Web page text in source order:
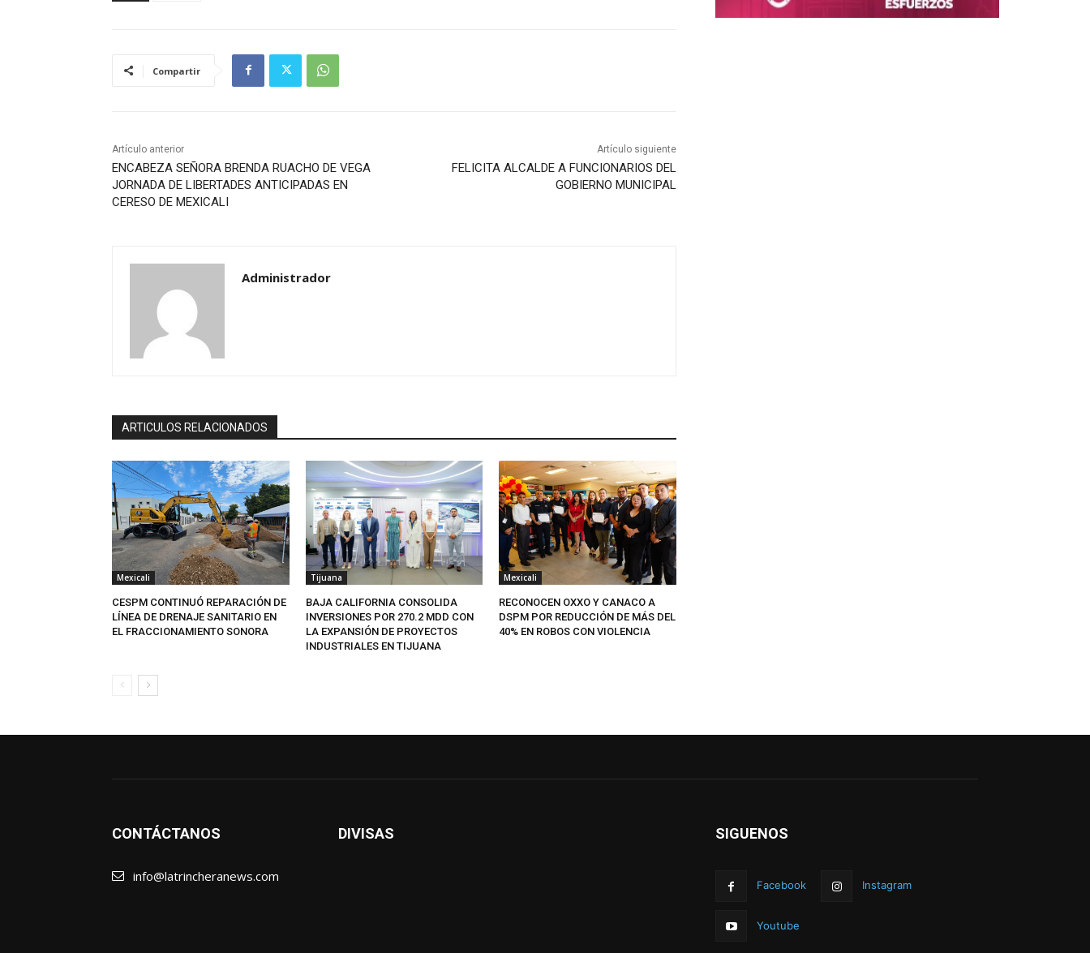
Compartir
Artículo anterior
ENCABEZA SEÑORA BRENDA RUACHO DE VEGA
JORNADA DE LIBERTADES ANTICIPADAS EN
CERESO DE MEXICALI
Artículo siguiente
FELICITA ALCALDE A FUNCIONARIOS DEL
GOBIERNO MUNICIPAL
Administrador
ARTICULOS RELACIONADOS
Mexicali
CESPM CONTINUÓ REPARACIÓN DE
LÍNEA DE DRENAJE SANITARIO EN
EL FRACCIONAMIENTO SONORA
Tijuana
BAJA CALIFORNIA CONSOLIDA
INVERSIONES POR 270.2 MDD CON
LA EXPANSIÓN DE PROYECTOS
INDUSTRIALES EN TIJUANA
Mexicali
RECONOCEN OXXO Y CANACO A
DSPM POR REDUCCIÓN DE MÁS DEL
40% EN ROBOS CON VIOLENCIA
CONTÁCTANOS
info@latrincheranews.com
DIVISAS SIGUENOS
Facebook Instagram
Youtube